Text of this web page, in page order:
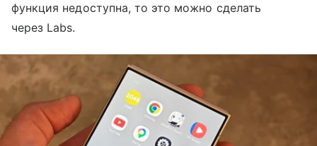
функция недоступна, то это можно сделать
через Labs.